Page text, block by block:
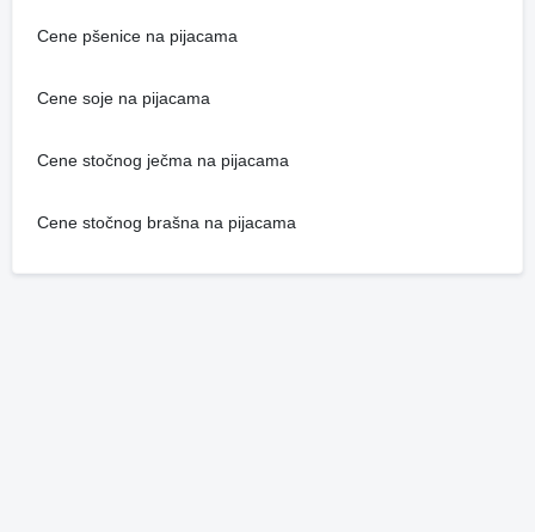
Cene pšenice na pijacama
Cene soje na pijacama
Cene stočnog ječma na pijacama
Cene stočnog brašna na pijacama